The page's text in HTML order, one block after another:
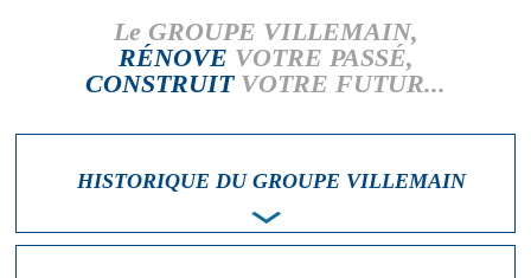
Le GROUPE VILLEMAIN,
RÉNOVE VOTRE PASSÉ,
CONSTRUITVOTRE FUTUR...
HISTORIQUE DU GROUPE VILLEMAIN